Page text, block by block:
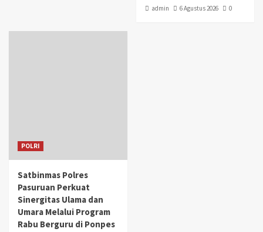
admin 6 Agustus 2026 0
POLRI
Satbinmas Polres
Pasuruan Perkuat
Sinergitas Ulama dan
Umara Melalui Program
Rabu Berguru di Ponpes